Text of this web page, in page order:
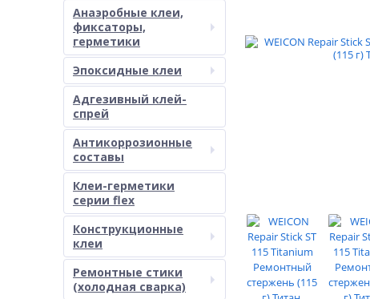
Анаэробные клеи,
фиксаторы,
герметики
Эпоксидные клеи
Адгезивный клей-
спрей
Антикоррозионные
составы
Клеи-герметики
серии flex
Конструкционные
клеи
Ремонтные стики
(холодная сварка)